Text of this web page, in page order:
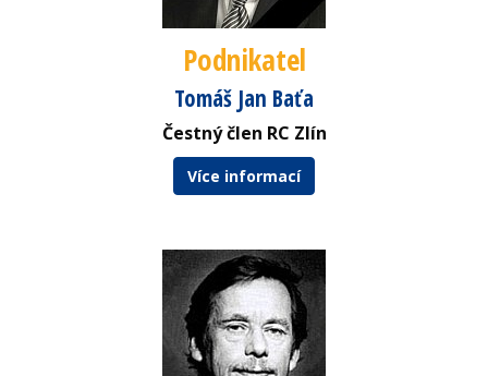
Podnikatel
Tomáš Jan Baťa
Čestný člen RC Zlín
Více informací